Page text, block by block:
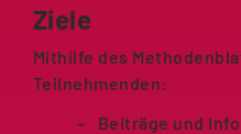
Ziele
Mithilfe des
Teilnehmenden:
Beiträge und